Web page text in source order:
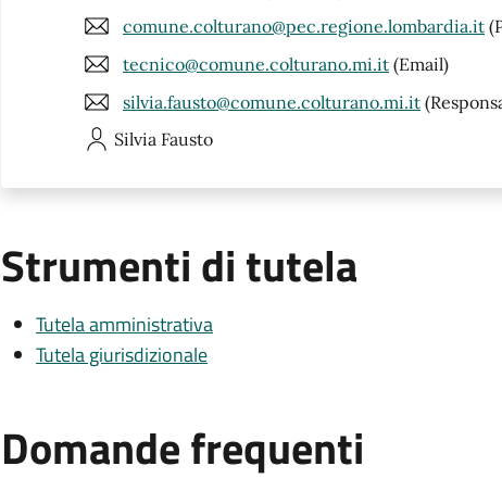
comune.colturano@pec.regione.lombardia.it
tecnico@comune.colturano.mi.it (Email)
silvia.fausto@comune.colturano.mi.it
Silvia Fausto
Strumenti di tutela
Tutela amministrativa
Tutela giurisdizionale
Domande frequenti